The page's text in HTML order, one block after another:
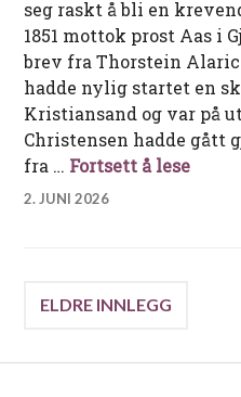
seg raskt å bli en
1851 mottok prost Aas i
brev fra Thorstein
hadde nylig startet en
Kristiansand og var på
Christensen hadde gått
fra … Fortsett å lese
2. JUNI 2026
ELDRE INNLEGG